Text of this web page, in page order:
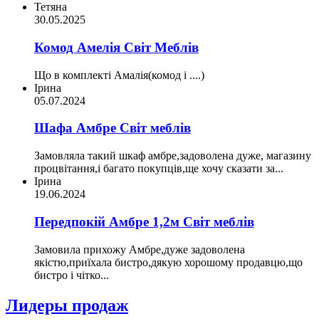
Тетяна
30.05.2025
Комод Амелія Світ Меблів
Що в комплекті Амалія(комод і ....)
Ірина
05.07.2024
Шафа Амбре Світ меблів
Замовляла такий шкаф амбре,задоволена дуже, магазину
процвітання,і багато покупців,ще хочу сказати за...
Ірина
19.06.2024
Передпокій Амбре 1,2м Світ меблів
Замовила прихожу Амбре,дуже задоволена
якістю,приїхала бистро,дякую хорошому продавцю,що
бистро і чітко...
Лидеры продаж